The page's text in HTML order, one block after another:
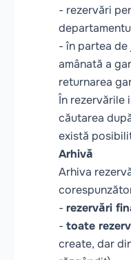
- rezervări
- în partea
amânată a
returnarea
În rezervările
căutarea
există
Arhivă
Arhiva
-rezervări
-toate
create, dar